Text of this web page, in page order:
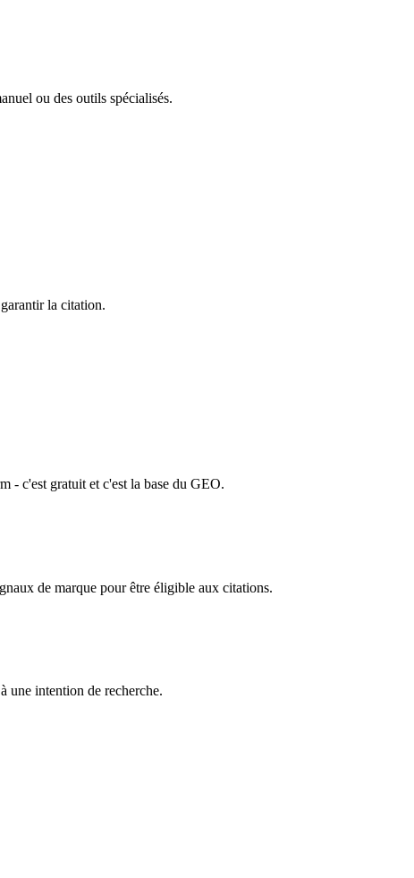
ou des outils spécialisés.
la citation.
- c'est gratuit et c'est la base du GEO.
de marque pour être éligible aux citations.
une intention de recherche.